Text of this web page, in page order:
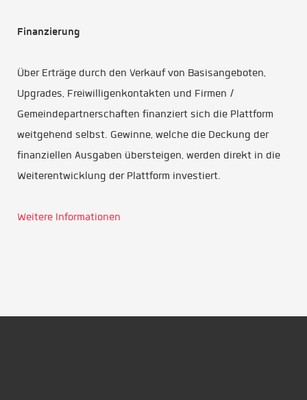
Finanzierung
Über Erträge durch den Verkauf von Basisangeboten,
Upgrades, Freiwilligenkontakten und Firmen /
Gemeindepartnerschaften finanziert sich die Plattform
weitgehend selbst. Gewinne, welche die Deckung der
finanziellen Ausgaben übersteigen, werden direkt in die
Weiterentwicklung der Plattform investiert.
Weitere Informationen